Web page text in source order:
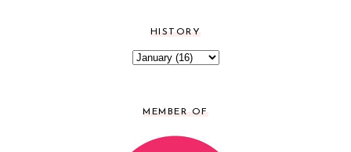
HISTORY
MEMBER OF